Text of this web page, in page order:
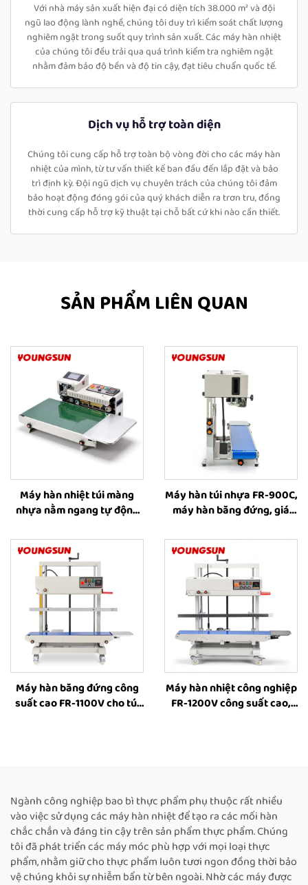
Với nhà máy sản xuất hiện đại có diện tích 38.000 m² và đội
ngũ lao động lành nghề, chúng tôi duy trì kiểm soát chất lượng
nghiêm ngặt trong suốt quy trình sản xuất. Các máy hàn nhiệt
của chúng tôi đều trải qua quá trình kiểm tra nghiêm ngặt
nhằm đảm bảo độ bền và độ tin cậy, đạt tiêu chuẩn quốc tế.
Dịch vụ hỗ trợ toàn diện
Chúng tôi cung cấp hỗ trợ toàn bộ vòng đời cho các máy hàn
nhiệt của mình, từ tư vấn thiết kế ban đầu đến lắp đặt và bảo
trì định kỳ. Đội ngũ dịch vụ chuyên trách của chúng tôi đảm
bảo hoạt động đóng gói của quý khách diễn ra trơn tru, đồng
thời cung cấp hỗ trợ kỹ thuật tại chỗ bất cứ khi nào cần thiết.
SẢN PHẨM LIÊN QUAN
Máy hàn nhiệt túi màng
nhựa nằm ngang tự động
Máy hàn băng liên tục, Máy
hàn nhiệt cho túi nhựa
Máy hàn túi nhựa FR-900C,
máy hàn băng đứng, giá
Máy hàn băng đứng công
suất cao FR-1100V cho túi
Máy hàn nhiệt công nghiệp
FR-1200V công suất cao,
Ngành công nghiệp bao bì thực phẩm phụ thuộc rất nhiều
vào việc sử dụng các máy hàn nhiệt để tạo ra các mối hàn
chắc chắn và đáng tin cậy trên sản phẩm thực phẩm. Chúng
tôi đã phát triển các máy móc phù hợp với mọi loại thực
phẩm, nhằm giữ cho thực phẩm luôn tươi ngon đồng thời bảo
vệ chúng khỏi sự nhiễm bẩn từ bên ngoài. Nhờ các máy được